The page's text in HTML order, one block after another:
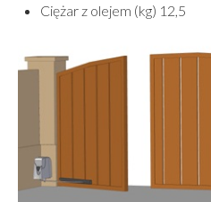
Ciężar z olejem (kg) 12,5